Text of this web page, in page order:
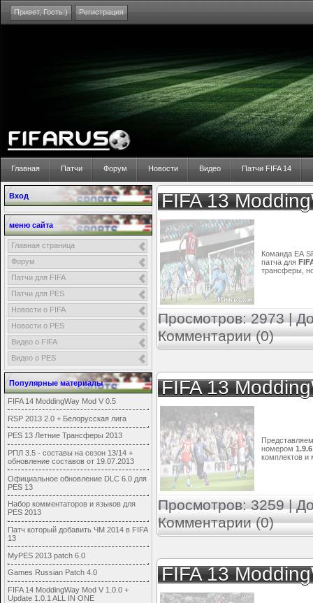
Привет, Гость:) Регистрация
Главная Патчи Форум Новости Видео Патчи FIFA 14
Вход
меню сайта
Главная страница
Форум
Патчи для FIFA
Патчи для PES
Новости о FIFA
Новости о PES
Видео о FIFA
Видео о PES
Популярные материалы
FIFA 14 ModdingWay Mod V 0.5
RSP 2013 2.0 + Белорусская лига
PES 13 Летние Трансферы 2013
РПЛ 3.5 - составы на сезон 13/14 +
обновление составов от 19.07.2013
Официальное обновление DLC 6.0 для
PES 13
Набор комментаторов и языков для
PES 2013
Патч который добавить ЧМ 2014 в FIFA
13
MyPES 2013 patch 6.0
Games Russian Patch 4.0
FIFA 14 ModdingWay Mod V 1.0.0 +
Update 1.0.1 ALL IN ONE
FIFA 13
Команда ЕА
патча для
трансферы,
Просмотров: 2973 |
Комментарии (0)
FIFA 13
номером 1.9.6
комплектов и
Просмотров: 3259 |
Комментарии (0)
FIFA 13